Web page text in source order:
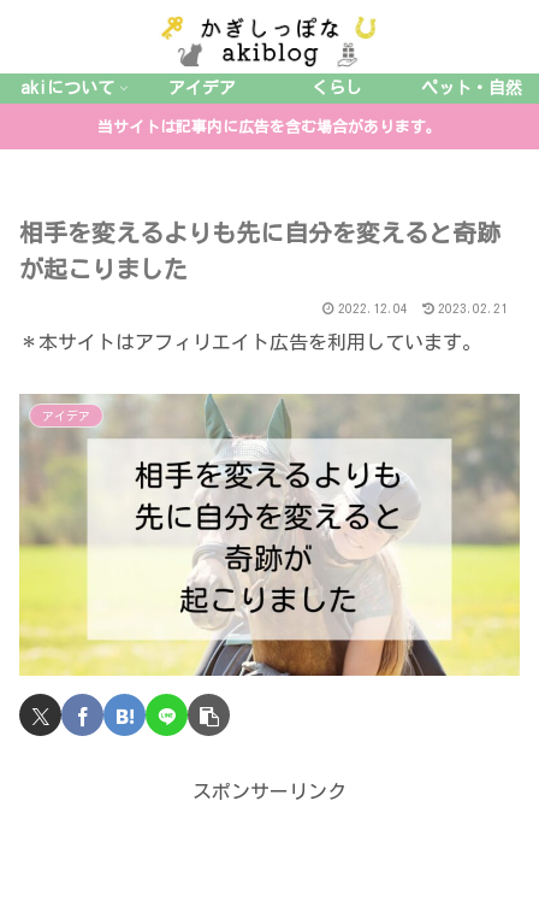
akiについて アイデア くらし ペット・自然
当サイトは記事内に広告を含む場合があります。
相手を変えるよりも先に自分を変えると奇跡
が起こりました
2022.12.04 2023.02.21
＊本サイトはアフィリエイト広告を利用しています。
アイデア
スポンサーリンク